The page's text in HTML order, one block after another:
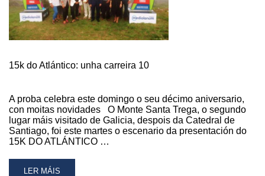
15k do Atlántico: unha carreira 10
A proba celebra este domingo o seu décimo aniversario,
con moitas novidades O Monte Santa Trega, o segundo
lugar máis visitado de Galicia, despois da Catedral de
Santiago, foi este martes o escenario da presentación do
15K DO ATLÁNTICO …
READ
LER MÁIS